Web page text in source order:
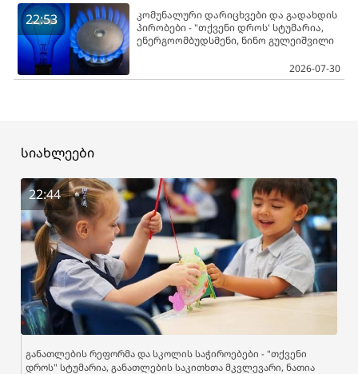
22:53
კომუნალური დარიცხვები და გადახდის
პირობები - "თქვენი დროს' სტუმარია,
ენერგოომბუდსმენი, ნინო გულეიშვილი
2026-07-30
სიახლეები
22:44
განათლების რეფორმა და სკოლის საჭიროებები - "თქვენი
დროს" სტუმარია, განათლების საკითხთა მკვლევარი, ნათია